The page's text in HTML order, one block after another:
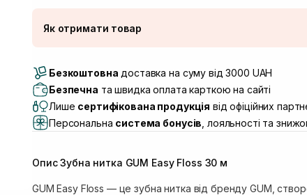
Як отримати товар
Самовивіз м. Луцьк, вул. Винниченка 4
Самовивіз м. Львів, вул. Академіка Підстригача, 1В
(Duck’s Lake)
Самовивіз м. Львів, вул. Івана Франка 36
Самовивіз м. Львів, вул. Степана Бандери 45
Самовивіз м. Рівне, вул. Кулика і Гудачека 23 (ТЦ
Безкоштовна доставка на суму від 3000 UAH
Безпечна та швидка оплата карткою на сайті
Лише сертифікована продукція від офіційних
Персональна система бонусів , лояльності та
Опис Зубна нитка GUM Easy Floss 30 м
GUM Easy Floss — це зубна нитка від бренду GUM,